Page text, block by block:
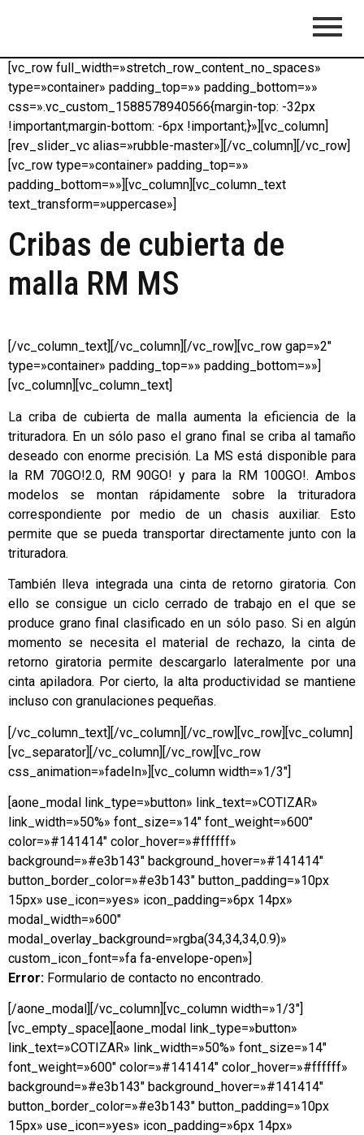
[vc_row full_width=»stretch_row_content_no_spaces»
type=»container» padding_top=»» padding_bottom=»»
css=».vc_custom_1588578940566{margin-top: -32px
!important;margin-bottom: -6px !important;}»][vc_column]
[rev_slider_vc alias=»rubble-master»][/vc_column][/vc_row]
[vc_row type=»container» padding_top=»»
padding_bottom=»»][vc_column][vc_column_text
text_transform=»uppercase»]
Cribas de cubierta de
malla RM MS
[/vc_column_text][/vc_column][/vc_row][vc_row gap=»2″
type=»container» padding_top=»» padding_bottom=»»]
[vc_column][vc_column_text]
La criba de cubierta de malla aumenta la eficiencia de la
trituradora. En un sólo paso el grano final se criba al tamaño
deseado con enorme precisión. La MS está disponible para
la RM 70GO!2.0, RM 90GO! y para la RM 100GO!. Ambos
modelos se montan rápidamente sobre la trituradora
correspondiente por medio de un chasis auxiliar. Esto
permite que se pueda transportar directamente junto con la
trituradora.
También lleva integrada una cinta de retorno giratoria. Con
ello se consigue un ciclo cerrado de trabajo en el que se
produce grano final clasificado en un sólo paso. Si en algún
momento se necesita el material de rechazo, la cinta de
retorno giratoria permite descargarlo lateralmente por una
cinta apiladora. Por cierto, la alta productividad se mantiene
incluso con granulaciones pequeñas.
[/vc_column_text][/vc_column][/vc_row][vc_row][vc_column]
[vc_separator][/vc_column][/vc_row][vc_row
css_animation=»fadeIn»][vc_column width=»1/3″]
[aone_modal link_type=»button» link_text=»COTIZAR»
link_width=»50%» font_size=»14″ font_weight=»600″
color=»#141414″ color_hover=»#ffffff»
background=»#e3b143″ background_hover=»#141414″
button_border_color=»#e3b143″ button_padding=»10px
15px» use_icon=»yes» icon_padding=»6px 14px»
modal_width=»600″
modal_overlay_background=»rgba(34,34,34,0.9)»
custom_icon_font=»fa fa-envelope-open»]
Error: Formulario de contacto no encontrado.
[/aone_modal][/vc_column][vc_column width=»1/3″]
[vc_empty_space][aone_modal link_type=»button»
link_text=»COTIZAR» link_width=»50%» font_size=»14″
font_weight=»600″ color=»#141414″ color_hover=»#ffffff»
background=»#e3b143″ background_hover=»#141414″
button_border_color=»#e3b143″ button_padding=»10px
15px» use_icon=»yes» icon_padding=»6px 14px»